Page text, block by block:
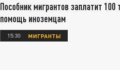
Пособник мигрантов заплатит 100
помощь иноземцам
15:30 МИГРАНТЫ